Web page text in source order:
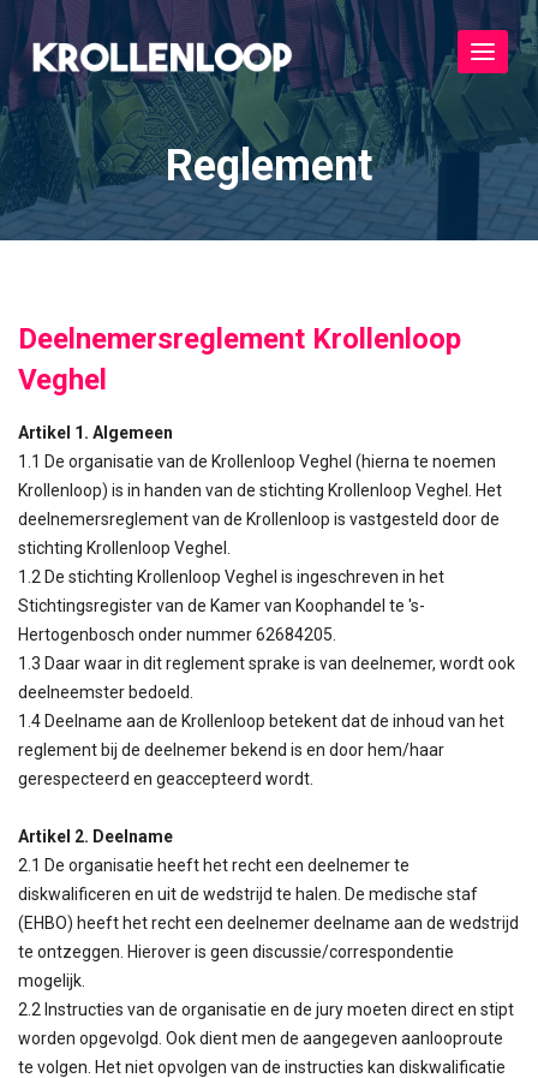
Toggle
Reglement
Deelnemersreglement Krollenloop
Veghel
Artikel 1. Algemeen
1.1 De organisatie van de Krollenloop Veghel (hierna te noemen
Krollenloop) is in handen van de stichting Krollenloop Veghel. Het
deelnemersreglement van de Krollenloop is vastgesteld door de
stichting Krollenloop Veghel.
1.2 De stichting Krollenloop Veghel is ingeschreven in het
Stichtingsregister van de Kamer van Koophandel te 's-
Hertogenbosch onder nummer 62684205.
1.3 Daar waar in dit reglement sprake is van deelnemer, wordt ook
deelneemster bedoeld.
1.4 Deelname aan de Krollenloop betekent dat de inhoud van het
reglement bij de deelnemer bekend is en door hem/haar
gerespecteerd en geaccepteerd wordt.
Artikel 2. Deelname
2.1 De organisatie heeft het recht een deelnemer te
diskwalificeren en uit de wedstrijd te halen. De medische staf
(EHBO) heeft het recht een deelnemer deelname aan de wedstrijd
te ontzeggen. Hierover is geen discussie/correspondentie
mogelijk.
2.2 Instructies van de organisatie en de jury moeten direct en stipt
worden opgevolgd. Ook dient men de aangegeven aanlooproute
te volgen. Het niet opvolgen van de instructies kan diskwalificatie